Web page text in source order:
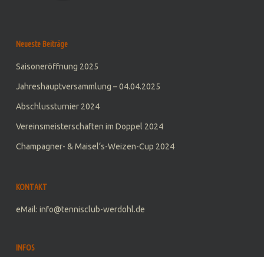
Neueste Beiträge
Saisoneröffnung 2025
Jahreshauptversammlung – 04.04.2025
Abschlussturnier 2024
Vereinsmeisterschaften im Doppel 2024
Champagner- & Maisel‘s-Weizen-Cup 2024
KONTAKT
eMail: info@tennisclub-werdohl.de
INFOS